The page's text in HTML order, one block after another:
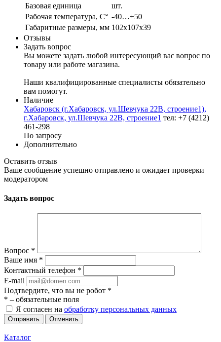
Базовая единица
шт.
Рабочая температура, С° -40…+50
Габаритные размеры, мм 102х107х39
Отзывы
Задать вопрос
Вы можете задать любой интересующий вас вопрос по
товару или работе магазина.
Наши квалифицированные специалисты обязательно
вам помогут.
Наличие
Хабаровск (г.Хабаровск, ул.Шевчука 22В, строение1),
г.Хабаровск, ул.Шевчука 22В, строение1 тел: +7 (4212)
461-298
По запросу
Дополнительно
Оставить отзыв
Ваше сообщение успешно отправлено и ожидает проверки
модератором
Задать вопрос
Вопрос *
Ваше имя *
Контактный телефон *
E-mail
Подтвердите, что вы не робот *
* – обязательные поля
Я согласен на обработку персональных данных
Отменить
Каталог